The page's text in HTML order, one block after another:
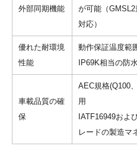
外部同期機能
が可能（
対応）
優れた耐環境
性能
動作保証温度範
IP69K相当の防
車載品質の確
保
AEC規格(Q100
用
IATF16949およ
レードの製造マ